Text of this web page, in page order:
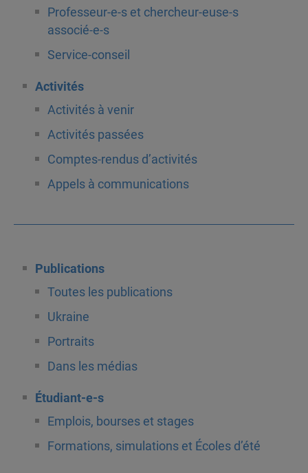
Professeur-e-s et chercheur-euse-s
associé-e-s
Service-conseil
Activités
Activités à venir
Activités passées
Comptes-rendus d’activités
Appels à communications
Publications
Toutes les publications
Ukraine
Portraits
Dans les médias
Étudiant-e-s
Emplois, bourses et stages
Formations, simulations et Écoles d’été